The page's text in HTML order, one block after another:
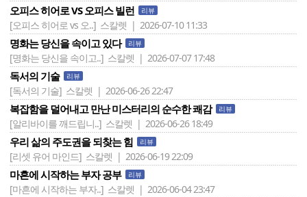
오피스 히어로 VS 오피스 빌런 리뷰
[오피스 히어로 vs 오..] 스칼렛 | 2026-07-10 11:33
명화는 당신을 속이고 있다 리뷰
[명화는 당신을 속이고..] 스칼렛 | 2026-07-07 17:48
독서의 기술 리뷰
[독서의 기술] 스칼렛 | 2026-06-26 22:47
복잡함을 덜어내고 만난 미스터리의 순수한 쾌감 리뷰
[알리바이를 깨드립니..] 스칼렛 | 2026-06-26 18:49
우리 삶의 주도권을 되찾는 힘 리뷰
[리셋 유어 마인드] 스칼렛 | 2026-06-19 22:09
마흔에 시작하는 부자 공부 리뷰
[마흔에 시작하는 부자..] 스칼렛 | 2026-06-04 23:47